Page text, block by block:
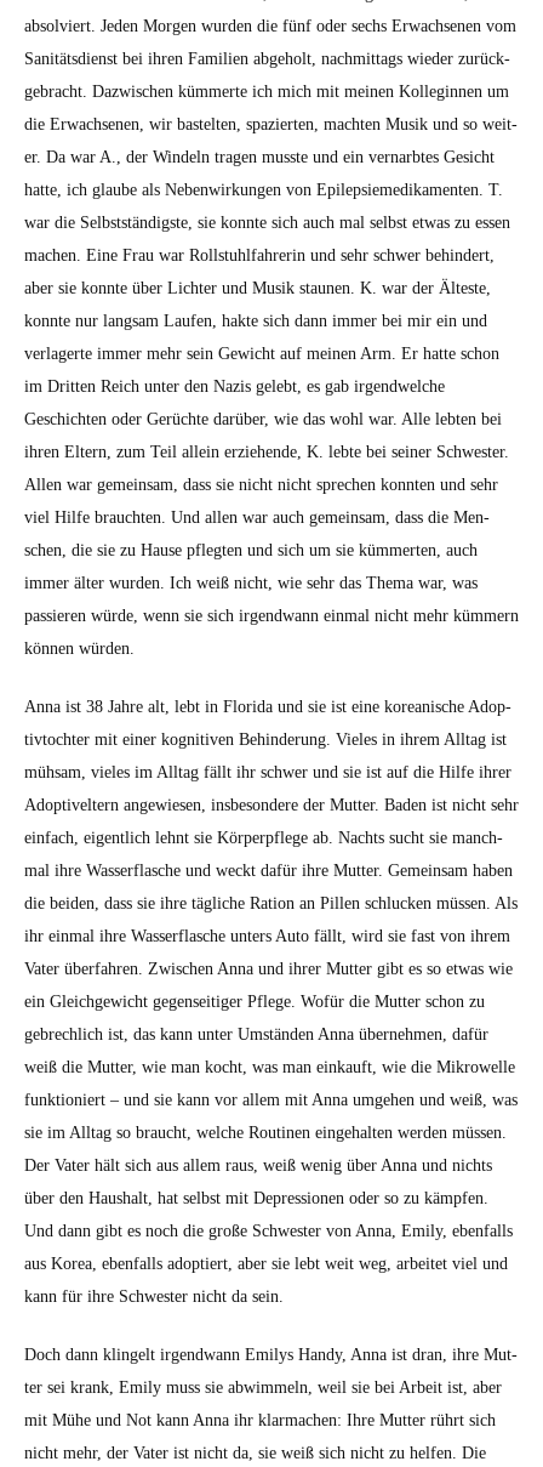
absolviert. Jeden Mor­gen wur­den die fünf oder sechs Erwach­se­nen vom
San­itäts­di­enst bei ihren Fam­i­lien abge­holt, nach­mit­tags wieder zurück­
ge­bracht. Dazwis­chen küm­merte ich mich mit meinen Kol­legin­nen um
die Erwach­se­nen, wir bastel­ten, spazierten, macht­en Musik und so weit­
er. Da war A., der Windeln tra­gen musste und ein vernarbtes Gesicht
hat­te, ich glaube als Neben­wirkun­gen von Epilep­siemedika­menten. T.
war die Selb­st­ständig­ste, sie kon­nte sich auch mal selb­st etwas zu essen
machen. Eine Frau war Roll­stuhlfahrerin und sehr schw­er behin­dert,
aber sie kon­nte über Lichter und Musik staunen. K. war der Älteste,
kon­nte nur langsam Laufen, hak­te sich dann immer bei mir ein und
ver­lagerte immer mehr sein Gewicht auf meinen Arm. Er hat­te schon
im Drit­ten Reich unter den Nazis gelebt, es gab irgendwelche
Geschicht­en oder Gerüchte darüber, wie das wohl war. Alle lebten bei
ihren Eltern, zum Teil allein erziehende, K. lebte bei sein­er Schwest­er.
Allen war gemein­sam, dass sie nicht nicht sprechen kon­nten und sehr
viel Hil­fe braucht­en. Und allen war auch gemein­sam, dass die Men­
schen, die sie zu Hause pflegten und sich um sie küm­merten, auch
immer älter wur­den. Ich weiß nicht, wie sehr das The­ma war, was
passieren würde, wenn sie sich irgend­wann ein­mal nicht mehr küm­mern
kön­nen wür­den.
Anna ist 38 Jahre alt, lebt in Flori­da und sie ist eine kore­anis­che Adop­
tiv­tochter mit ein­er kog­ni­tiv­en Behin­derung. Vieles in ihrem All­t­ag ist
müh­sam, vieles im All­t­ag fällt ihr schw­er und sie ist auf die Hil­fe ihrer
Adop­tivel­tern angewiesen, ins­beson­dere der Mut­ter. Baden ist nicht sehr
ein­fach, eigentlich lehnt sie Kör­perpflege ab. Nachts sucht sie manch­
mal ihre Wasser­flasche und weckt dafür ihre Mut­ter. Gemein­sam haben
die bei­den, dass sie ihre tägliche Ration an Pillen schluck­en müssen. Als
ihr ein­mal ihre Wasser­flasche unters Auto fällt, wird sie fast von ihrem
Vater über­fahren. Zwis­chen Anna und ihrer Mut­ter gibt es so etwas wie
ein Gle­ichgewicht gegen­seit­iger Pflege. Wofür die Mut­ter schon zu
gebrech­lich ist, das kann unter Umstän­den Anna übernehmen, dafür
weiß die Mut­ter, wie man kocht, was man einkauft, wie die Mikrow­elle
funk­tion­iert – und sie kann vor allem mit Anna umge­hen und weiß, was
sie im All­t­ag so braucht, welche Rou­ti­nen einge­hal­ten wer­den müssen.
Der Vater hält sich aus allem raus, weiß wenig über Anna und nichts
über den Haushalt, hat selb­st mit Depres­sio­nen oder so zu kämpfen.
Und dann gibt es noch die große Schwest­er von Anna, Emi­ly, eben­falls
aus Korea, eben­falls adop­tiert, aber sie lebt weit weg, arbeit­et viel und
kann für ihre Schwest­er nicht da sein.
Doch dann klin­gelt irgend­wann Emilys Handy, Anna ist dran, ihre Mut­
ter sei krank, Emi­ly muss sie abwim­meln, weil sie bei Arbeit ist, aber
mit Mühe und Not kann Anna ihr klar­ma­chen: Ihre Mut­ter rührt sich
nicht mehr, der Vater ist nicht da, sie weiß sich nicht zu helfen. Die